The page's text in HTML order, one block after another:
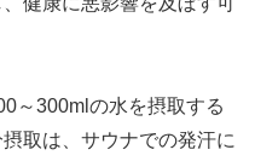
～300mlの水を摂取する
取は、サウナでの発汗に